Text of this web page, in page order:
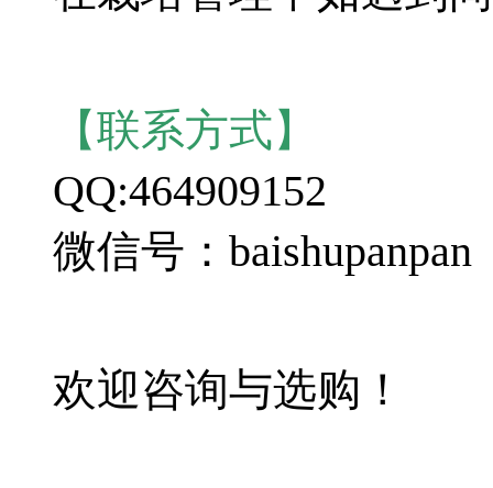
【联系方式】
QQ:464909152
微信号：baishupanpan
欢迎咨询与选购！